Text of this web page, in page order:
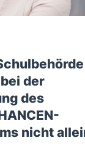
der
des
nicht